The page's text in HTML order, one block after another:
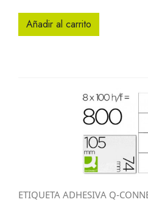
Añadir al carrito
ETIQUETA ADHESIVA Q-